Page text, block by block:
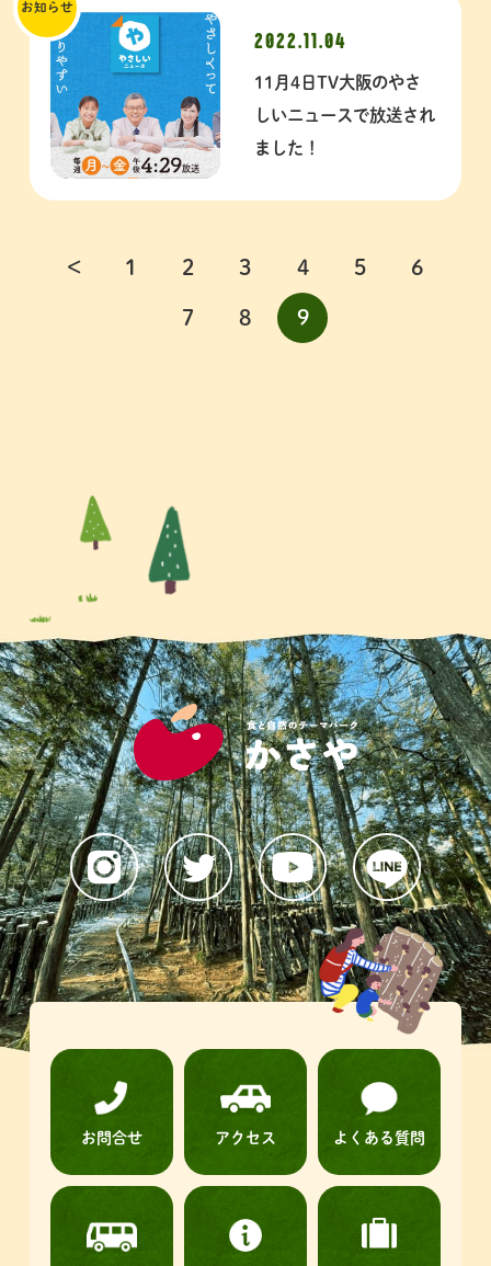
お知らせ
2022.11.04
11月4日TV大阪のやさ
しいニュースで放送され
ました！
＜ 1 2 3 4 5 6
7 8 9
お問合せ アクセス よくある質問